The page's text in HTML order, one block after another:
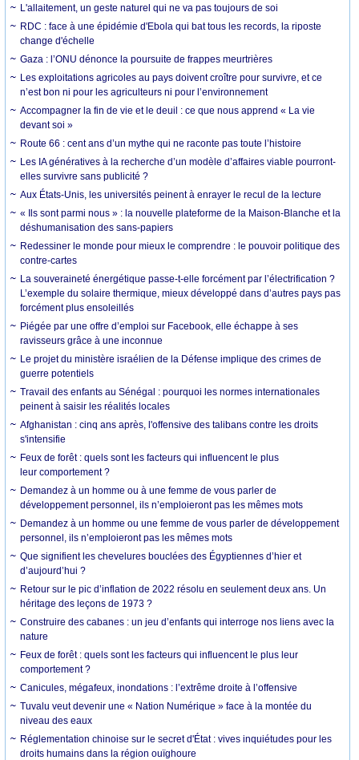
L'allaitement, un geste naturel qui ne va pas toujours de soi
RDC : face à une épidémie d'Ebola qui bat tous les records, la riposte
change d'échelle
Gaza : l’ONU dénonce la poursuite de frappes meurtrières
Les exploitations agricoles au pays doivent croître pour survivre, et ce
n’est bon ni pour les agriculteurs ni pour l’environnement
Accompagner la fin de vie et le deuil : ce que nous apprend « La vie
devant soi »
Route 66 : cent ans d’un mythe qui ne raconte pas toute l’histoire
Les IA génératives à la recherche d’un modèle d’affaires viable pourront-
elles survivre sans publicité ?
Aux États-Unis, les universités peinent à enrayer le recul de la lecture
« Ils sont parmi nous » : la nouvelle plateforme de la Maison-Blanche et la
déshumanisation des sans-papiers
Redessiner le monde pour mieux le comprendre : le pouvoir politique des
contre-cartes
La souveraineté énergétique passe-t-elle forcément par l’électrification ?
L’exemple du solaire thermique, mieux développé dans d’autres pays pas
forcément plus ensoleillés
Piégée par une offre d’emploi sur Facebook, elle échappe à ses
ravisseurs grâce à une inconnue
Le projet du ministère israélien de la Défense implique des crimes de
guerre potentiels
Travail des enfants au Sénégal : pourquoi les normes internationales
peinent à saisir les réalités locales
Afghanistan : cinq ans après, l'offensive des talibans contre les droits
s'intensifie
Feux de forêt : quels sont les facteurs qui influencent le plus
leur comportement ?
Demandez à un homme ou à une femme de vous parler de
développement personnel, ils n’emploieront pas les mêmes mots
Demandez à un homme ou une femme de vous parler de développement
personnel, ils n’emploieront pas les mêmes mots
Que signifient les chevelures bouclées des Égyptiennes d’hier et
d’aujourd’hui ?
Retour sur le pic d’inflation de 2022 résolu en seulement deux ans. Un
héritage des leçons de 1973 ?
Construire des cabanes : un jeu d’enfants qui interroge nos liens avec la
nature
Feux de forêt : quels sont les facteurs qui influencent le plus leur
comportement ?
Canicules, mégafeux, inondations : l’extrême droite à l’offensive
Tuvalu veut devenir une « Nation Numérique » face à la montée du
niveau des eaux
Réglementation chinoise sur le secret d'État : vives inquiétudes pour les
droits humains dans la région ouïghoure